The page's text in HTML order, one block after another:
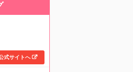
式サイトへ